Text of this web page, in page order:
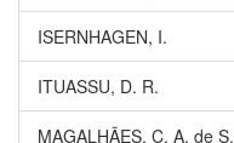
ISERNHAGEN, I.
ITUASSU, D. R.
MAGALHÃES, C. A. de S.